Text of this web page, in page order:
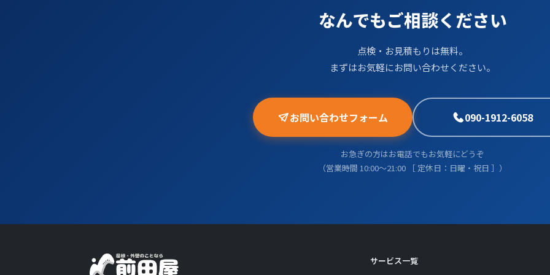
なんでもご相談ください
点検・お見積もりは無料。
まずはお気軽にお問い合わせください。
お問い合わせフォーム 090-1912-6058
お急ぎの方はお電話でもお気軽にどうぞ
（営業時間 10:00〜21:00 ［ 定休日：日曜・祝日 ］）
サービス一覧